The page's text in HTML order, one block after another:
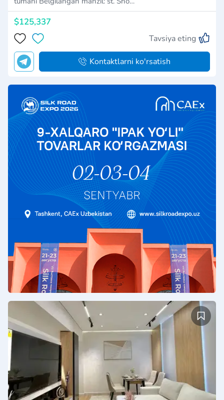
$125,337
Tavsiya eting
Kontaktlarni ko'rsatish